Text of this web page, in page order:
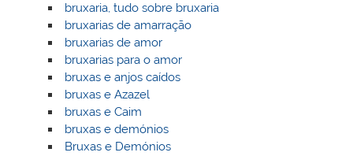
bruxaria, tudo sobre bruxaria
bruxarias de amarração
bruxarias de amor
bruxarias para o amor
bruxas e anjos caídos
bruxas e Azazel
bruxas e Caim
bruxas e demónios
Bruxas e Demónios